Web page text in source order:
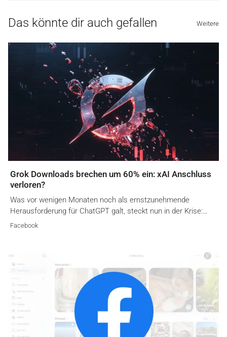
Das könnte dir auch gefallen Weitere
Grok Downloads brechen um 60% ein: xAI Anschluss
verloren?
Was vor wenigen Monaten noch als ernstzunehmende
Herausforderung für ChatGPT galt, steckt nun in der Krise:…
Facebook